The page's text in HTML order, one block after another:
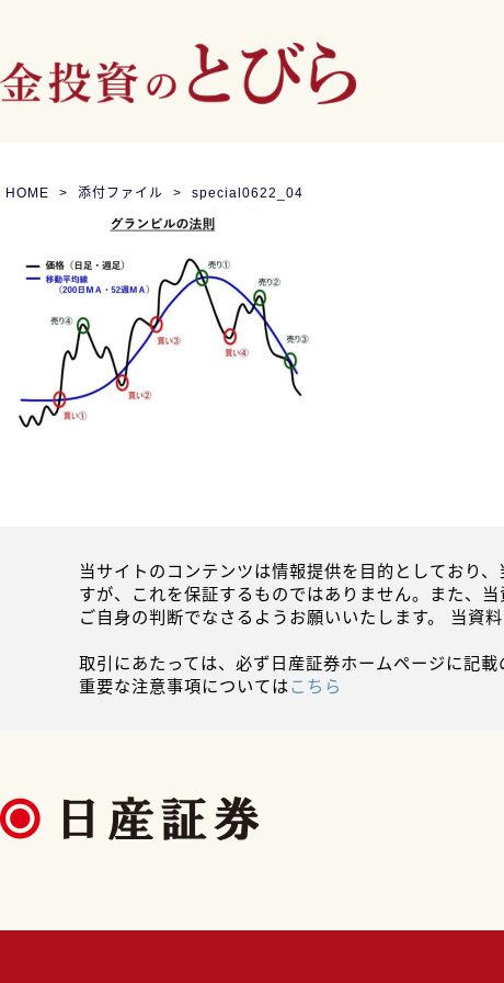
HOME 添付ファイル special0622_04
当サイトのコンテンツは情報提供を目的としており
すが、これを保証するものではありません。また、
ご自身の判断でなさるようお願いいたします。 当資
取引にあたっては、必ず日産証券ホームページに記載
重要な注意事項についてはこちら